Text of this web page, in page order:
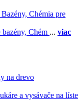
Bazény, Chémia pre
bazény, Chém ... viac
na drevo
a vysávače na líste